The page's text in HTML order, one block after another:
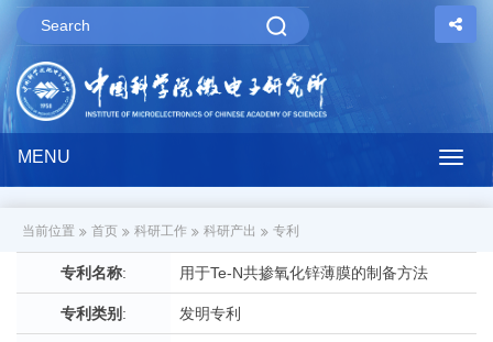
MENU
当前位置 首页 科研工作 科研产出 专利
专利名称: 用于Te-N共掺氧化锌薄膜的制备方法
专利类别 : 发明专利